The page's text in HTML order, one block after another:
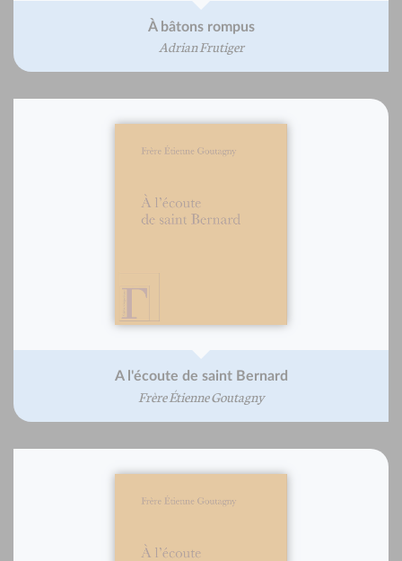
À bâtons rompus
Adrian Frutiger
A l'écoute de saint Bernard
Frère Étienne Goutagny